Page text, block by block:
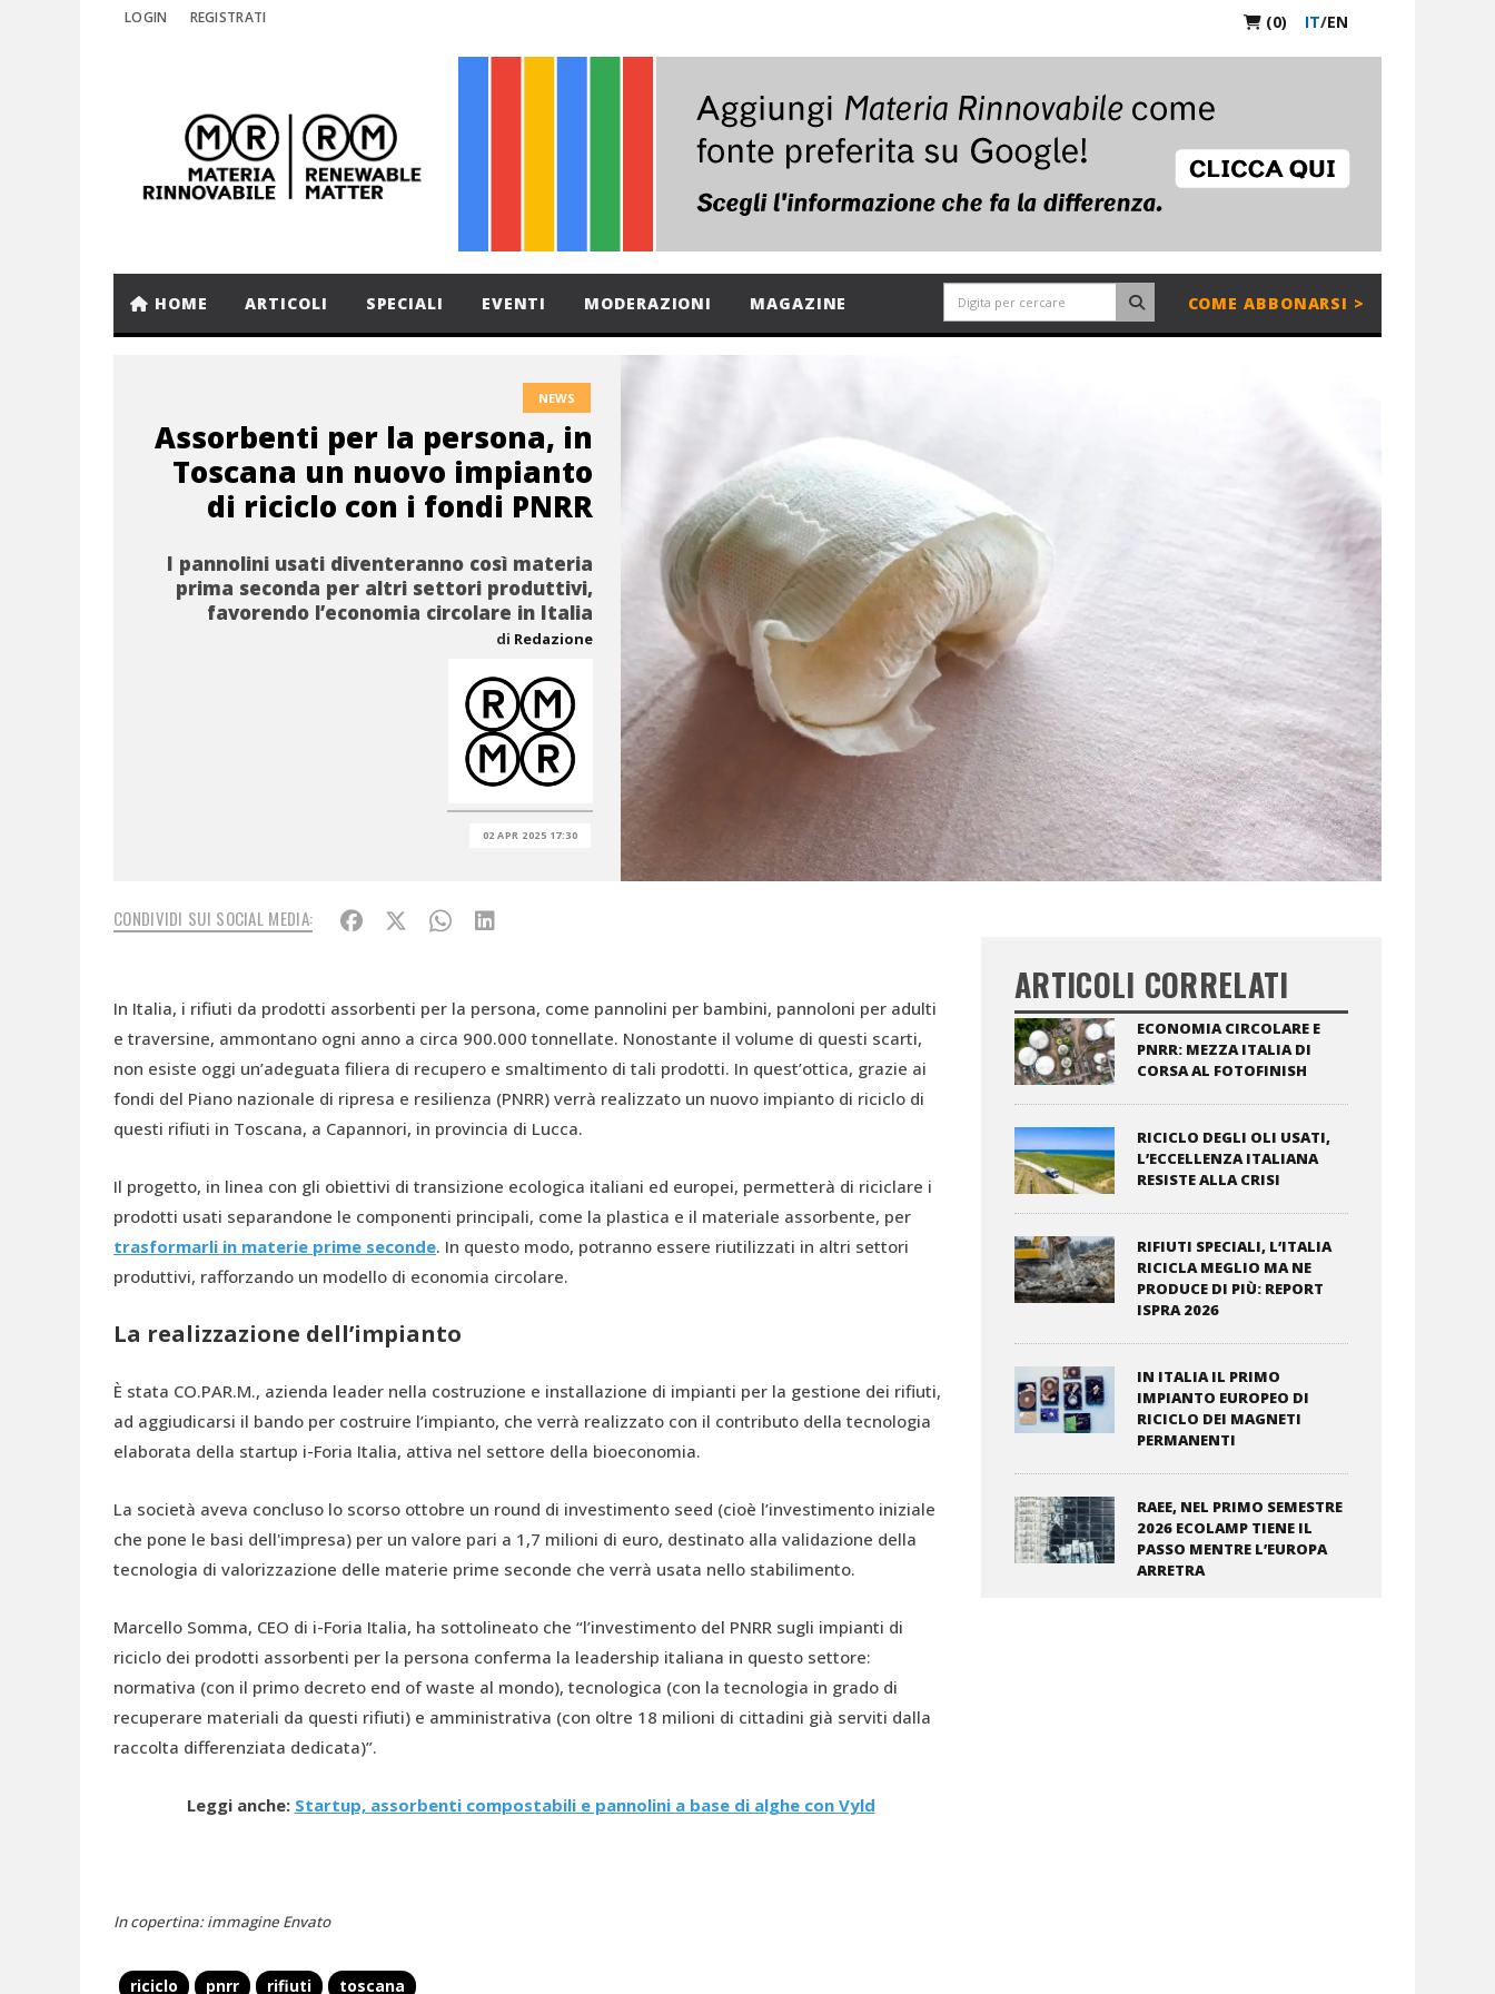
LOGIN REGISTRATI (0) IT/EN
HOME ARTICOLI SPECIALI EVENTI MODERAZIONI MAGAZINE COME ABBONARSI >
NEWS
Assorbenti per la persona, in
Toscana un nuovo impianto
di riciclo con i fondi PNRR
I pannolini usati diventeranno così materia
prima seconda per altri settori produttivi,
favorendo l’economia circolare in Italia
di Redazione
02 APR 2025 17:30
CONDIVIDI SUI SOCIAL MEDIA:
In Italia, i rifiuti da prodotti assorbenti per la persona, come pannolini per bambini, pannoloni per adulti
e traversine, ammontano ogni anno a circa 900.000 tonnellate. Nonostante il volume di questi scarti,
non esiste oggi un’adeguata filiera di recupero e smaltimento di tali prodotti. In quest’ottica, grazie ai
fondi del Piano nazionale di ripresa e resilienza (PNRR) verrà realizzato un nuovo impianto di riciclo di
questi rifiuti in Toscana, a Capannori, in provincia di Lucca.
Il progetto, in linea con gli obiettivi di transizione ecologica italiani ed europei, permetterà di riciclare i
prodotti usati separandone le componenti principali, come la plastica e il materiale assorbente, per
trasformarli in materie prime seconde. In questo modo, potranno essere riutilizzati in altri settori
produttivi, rafforzando un modello di economia circolare.
La realizzazione dell’impianto
È stata CO.PAR.M., azienda leader nella costruzione e installazione di impianti per la gestione dei rifiuti,
ad aggiudicarsi il bando per costruire l’impianto, che verrà realizzato con il contributo della tecnologia
elaborata della startup i-Foria Italia, attiva nel settore della bioeconomia.
La società aveva concluso lo scorso ottobre un round di investimento seed (cioè l’investimento iniziale
che pone le basi dell'impresa) per un valore pari a 1,7 milioni di euro, destinato alla validazione della
tecnologia di valorizzazione delle materie prime seconde che verrà usata nello stabilimento.
Marcello Somma, CEO di i-Foria Italia, ha sottolineato che “l’investimento del PNRR sugli impianti di
riciclo dei prodotti assorbenti per la persona conferma la leadership italiana in questo settore:
normativa (con il primo decreto end of waste al mondo), tecnologica (con la tecnologia in grado di
recuperare materiali da questi rifiuti) e amministrativa (con oltre 18 milioni di cittadini già serviti dalla
raccolta differenziata dedicata)”.
Leggi anche: Startup, assorbenti compostabili e pannolini a base di alghe con Vyld
In copertina: immagine Envato
riciclo pnrr rifiuti toscana
ARTICOLI CORRELATI
ECONOMIA CIRCOLARE E
PNRR: MEZZA ITALIA DI
CORSA AL FOTOFINISH
RICICLO DEGLI OLI USATI,
L’ECCELLENZA ITALIANA
RESISTE ALLA CRISI
RIFIUTI SPECIALI, L’ITALIA
RICICLA MEGLIO MA NE
PRODUCE DI PIÙ: REPORT
ISPRA 2026
IN ITALIA IL PRIMO
IMPIANTO EUROPEO DI
RICICLO DEI MAGNETI
PERMANENTI
RAEE, NEL PRIMO SEMESTRE
2026 ECOLAMP TIENE IL
PASSO MENTRE L’EUROPA
ARRETRA